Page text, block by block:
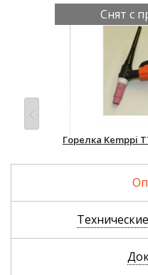
Снят с
Горелка Kemppi
Уточнить цену и